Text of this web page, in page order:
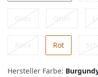
Grau Grün
Rosa Rot
Hersteller Farbe: